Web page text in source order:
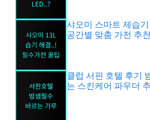
샤오미 스마트 제습
공간별 맞춤 가전 추천
클럽 서핀 호텔 후기
는 스킨케어 파우더